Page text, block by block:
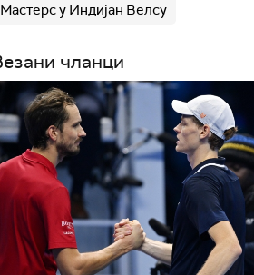
Мастерс у Индијан Велсу
чланци